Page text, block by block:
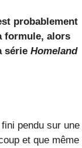
probablement
formule, alors
série Homeland
pendu sur une
et que même